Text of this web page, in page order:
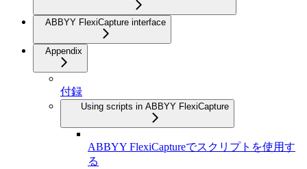
ABBYY FlexiCapture interface
Appendix
付録
Using scripts in ABBYY FlexiCapture
ABBYY FlexiCaptureでスクリプトを使用す
る